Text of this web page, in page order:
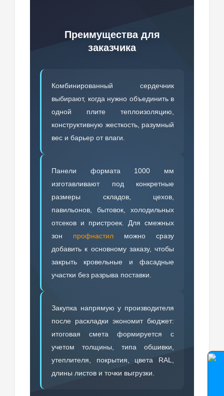
Преимущества для
заказчика
Комбинированный сердечник
выбирают, когда нужно объединить в
одной плите теплоизоляцию,
конструктивную жесткость, разумный
вес и барьер от влаги.
Панели формата 1000 мм
изготавливают под конкретные
размеры складов, цехов,
павильонов, бытовок, холодильных
отсеков и пристроек. Для смежных
зон профнастил можно сразу
добавить к основному заказу, чтобы
закрыть кровельные и фасадные
участки без разрыва поставки.
Закупка напрямую у производителя
после раскладки экономит бюджет:
итоговая смета формируется с
учетом толщины, типа обшивки,
утеплителя, покрытия, цвета RAL,
длины листов и точки выгрузки.